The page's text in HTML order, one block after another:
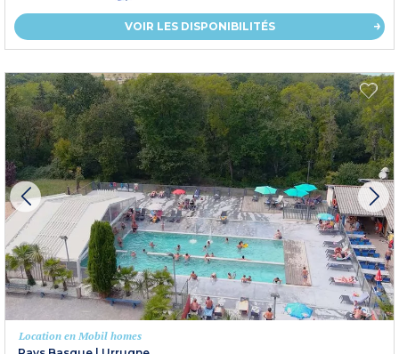
VOIR LES DISPONIBILITÉS
Location en Mobil homes